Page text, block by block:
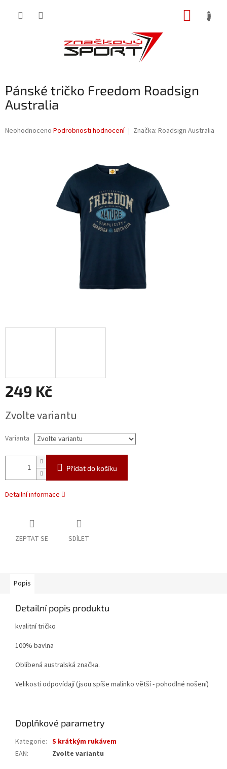
Pánské tričko Freedom Roadsign
Australia
Průměrné
Neohodnoceno Podrobnosti hodnocení Značka: Roadsign Australia
249 Kč
cena:
Zvolte variantu
Varianta
Přidat do košíku
Detailní informace
ZEPTAT SE SDÍLET
Popis
Detailní popis produktu
kvalitní tričko
100% bavlna
Oblíbená australská značka.
Velikosti odpovídají (jsou spíše malinko větší - pohodlné nošení)
Doplňkové parametry
Kategorie: S krátkým rukávem
EAN: Zvolte variantu